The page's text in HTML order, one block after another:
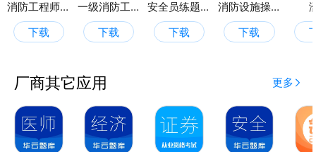
消防工程师题库
下载
一级消防工程师考试聚题库
下载
安全员练题狗
下载
消防设施操作员练题狗
下载
厂商其它应用 更多